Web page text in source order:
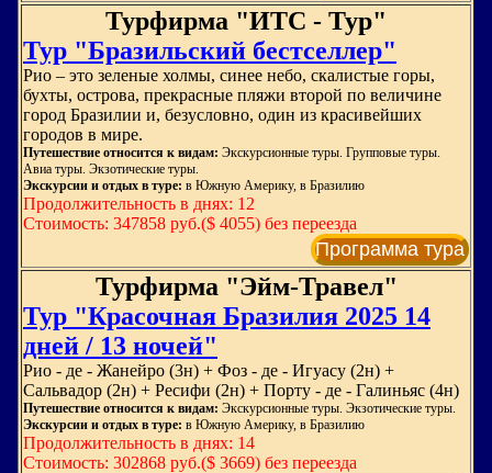
Турфирма "ИТС - Тур"
Тур "Бразильский бестселлер"
Рио – это зеленые холмы, синее небо, скалистые горы,
бухты, острова, прекрасные пляжи второй по величине
город Бразилии и, безусловно, один из красивейших
городов в мире.
Путешествие относится к видам: Экскурсионные туры. Групповые туры.
Авиа туры. Экзотические туры.
Экскурсии и отдых в туре: в Южную Америку, в Бразилию
Продолжительность в днях: 12
Стоимость: 347858 руб.($ 4055) без переезда
Программа тура
Турфирма "Эйм-Травел"
Тур "Красочная Бразилия 2025 14
дней / 13 ночей"
Рио - де - Жанейро (3н) + Фоз - де - Игуасу (2н) +
Сальвадор (2н) + Ресифи (2н) + Порту - де - Галиньяс (4н)
Путешествие относится к видам: Экскурсионные туры. Экзотические туры.
Экскурсии и отдых в туре: в Южную Америку, в Бразилию
Продолжительность в днях: 14
Стоимость: 302868 руб.($ 3669) без переезда